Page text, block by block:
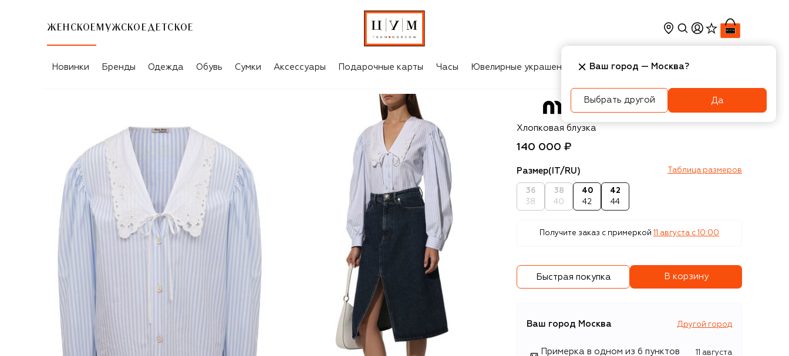
ЖЕНСКОЕ МУЖСКОЕ ДЕТСКОЕ
Новинки Бренды Одежда Обувь Сумки Аксессуары Подарочные карты Часы Ювелирные украшения Косметика Интерьер
Miu Miu
Хлопковая блузка
140 000 ₽
Размер(IT/RU) Таблица размеров
36
38
38
40
40
42
42
44
Получите заказ с примеркой 11 августа c 10:00
Быстрая покупка В корзину
Ваш город Москва Другой город
Примерка в одном из 6 пунктов
11 августа
Ваш город — Москва?
Выбрать другой Да